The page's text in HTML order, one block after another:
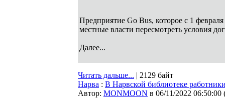
Предприятие Go Bus, которое с 1
местные власти пересмотреть условия
Далее...
Читать дальше... | 2129 байт
Нарва : В Нарвской библиотеке
Автор: MONMOON в 06/11/2022 06:50:00